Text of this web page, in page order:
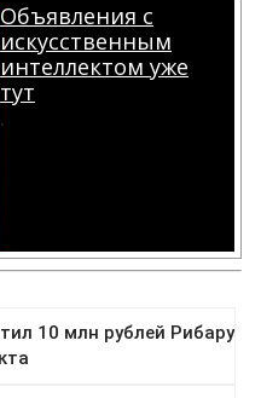
Объявления с
искусственным
интеллектом уже
тут
.